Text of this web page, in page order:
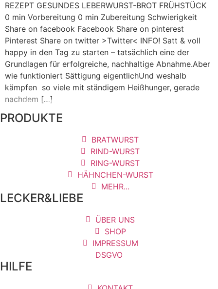
REZEPT GESUNDES LEBERWURST-BROT FRÜHSTÜCK
0 min Vorbereitung 0 min Zubereitung Schwierigkeit
Share on facebook Facebook Share on pinterest
Pinterest Share on twitter >Twitter< INFO! Satt & voll
happy in den Tag zu starten – tatsächlich eine der
Grundlagen für erfolgreiche, nachhaltige Abnahme.Aber
wie funktioniert Sättigung eigentlichUnd weshalb
kämpfen so viele mit ständigem Heißhunger, gerade
nachdem […]
PRODUKTE
BRATWURST
RIND-WURST
RING-WURST
HÄHNCHEN-WURST
MEHR...
LECKER&LIEBE
ÜBER UNS
SHOP
IMPRESSUM
DSGVO
HILFE